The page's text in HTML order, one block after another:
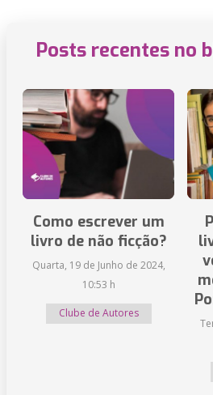
Posts recentes no
Como escrever um
livro de não ficção?
Quarta, 19 de Junho de 2024,
10:53 h
Clube de Autores